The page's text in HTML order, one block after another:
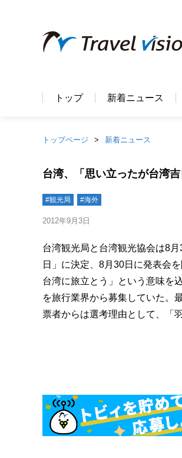
トップ 新着ニュース
トップページ 新着ニュース
台湾、「思い立ったが台湾
#観光局 #海外
2012年9月3日
台湾観光局と台湾観光協会は8
日」に決定、8月30日に発表会
台湾に旅立とう」という意味を
を旅行業界から募集していた。
票者からは選考理由として、「